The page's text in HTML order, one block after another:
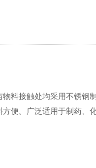
料接触处均采用不锈钢
便。广泛适用于制药、